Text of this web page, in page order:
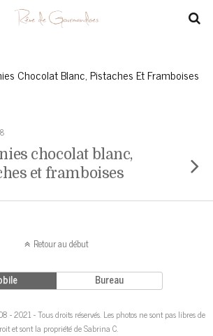
Chocolat Blanc, Pistaches Et Framboises
chocolat blanc,
et framboises
Retour au début
Bureau
- 2021 - Tous droits réservés. Les photos ne sont pas libres de
et sont la propriété de Sabrina C.